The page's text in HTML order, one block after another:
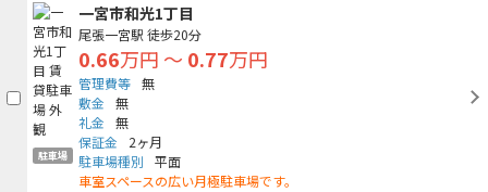
駐車場
一宮市和光1丁目
尾張一宮駅 徒歩20分
0.66万円 ～ 0.77万円
管理費等 無
敷金
無
礼金
無
保証金
2ヶ月
駐車場種別
平面
車室スペースの広い月極駐車場です。